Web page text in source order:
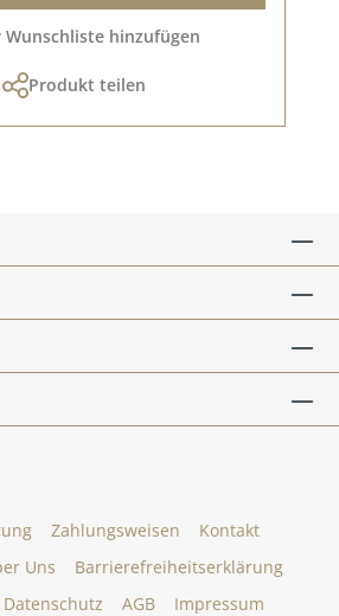
Wunschliste hinzufügen
Produkt teilen
Zahlungsweisen
Kontakt
Uns
Barrierefreiheitserklärung
Datenschutz AGB Impressum